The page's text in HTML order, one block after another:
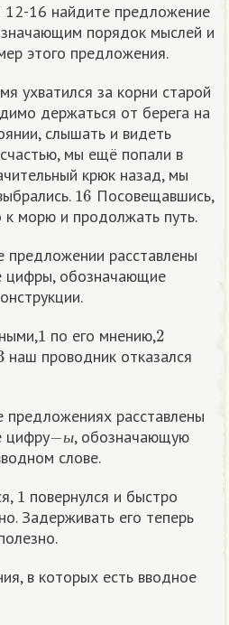
16 найдите предложение
порядок мыслей и
этого предложения.
ухватился за корни старой
держаться от берега на
слышать и видеть
мы ещё попали в
крюк назад, мы
16 Посовещавшись,
морю и продолжать путь.
расставлены
цифры, обозначающие
1 по его мнению,2
наш проводник отказался
расставлены
цифру
ы
−ы , обозначающую
слове.
1 повернулся и быстро
Задерживать его теперь
в которых есть вводное